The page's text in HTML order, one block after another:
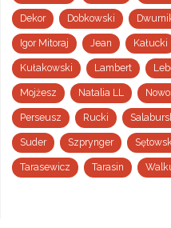
Dekor Dobkowski
Igor Mitoraj Jean Kałucki
Kułakowski Lambert
Mojżesz Natalia LL
Perseusz Rucki
Suder Szprynger
Tarasewicz Tarasin